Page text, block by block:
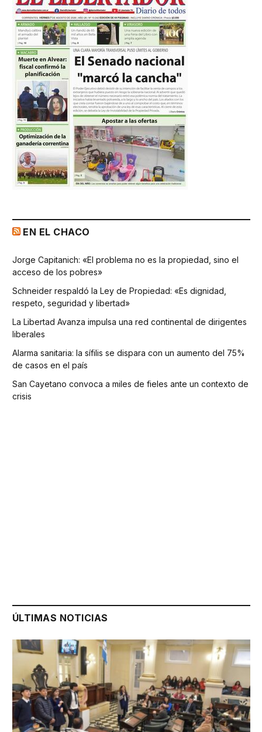
EN EL CHACO
Jorge Capitanich: «El problema no es la propiedad, sino el
acceso de los pobres»
Schneider respaldó la Ley de Propiedad: «Es dignidad,
respeto, seguridad y libertad»
La Libertad Avanza impulsa una red continental de dirigentes
liberales
Alarma sanitaria: la sífilis se dispara con un aumento del 75%
de casos en el país
San Cayetano convoca a miles de fieles ante un contexto de
crisis
ÚLTIMAS NOTICIAS